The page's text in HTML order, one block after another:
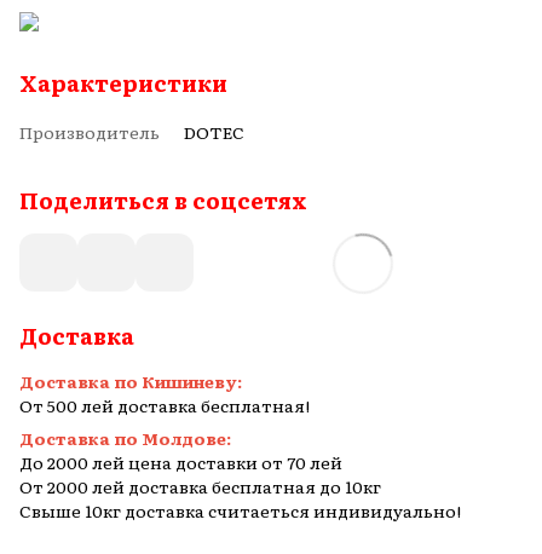
Характеристики
Производитель DOTEC
Поделиться в соцсетях
Доставка
Доставка по Кишиневу:
От 500 лей доставка бесплатная!
Доставка по Молдове:
До 2000 лей цена доставки от 70 лей
От 2000 лей доставка бесплатная до 10кг
Свыше 10кг доставка считаеться индивидуально!